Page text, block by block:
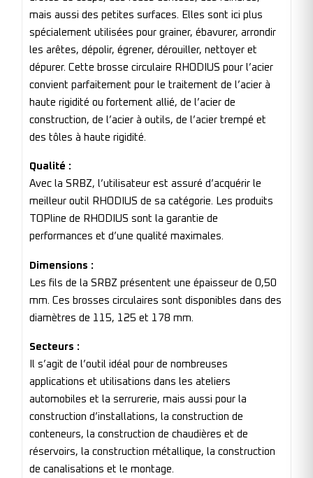
mais aussi des petites surfaces. Elles sont ici plus
spécialement utilisées pour grainer, ébavurer, arrondir
les arêtes, dépolir, égrener, dérouiller, nettoyer et
dépurer. Cette brosse circulaire RHODIUS pour l’acier
convient parfaitement pour le traitement de l’acier à
haute rigidité ou fortement allié, de l’acier de
construction, de l’acier à outils, de l’acier trempé et
des tôles à haute rigidité.
Qualité :
Avec la SRBZ, l’utilisateur est assuré d’acquérir le
meilleur outil RHODIUS de sa catégorie. Les produits
TOPline de RHODIUS sont la garantie de
performances et d’une qualité maximales.
Dimensions :
Les fils de la SRBZ présentent une épaisseur de 0,50
mm. Ces brosses circulaires sont disponibles dans des
diamètres de 115, 125 et 178 mm.
Secteurs :
Il s’agit de l’outil idéal pour de nombreuses
applications et utilisations dans les ateliers
automobiles et la serrurerie, mais aussi pour la
construction d’installations, la construction de
conteneurs, la construction de chaudières et de
réservoirs, la construction métallique, la construction
de canalisations et le montage.